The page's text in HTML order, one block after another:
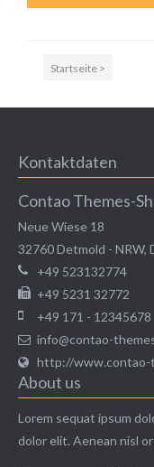
Startseite >
Kontaktdaten
Contao Themes-
Neue Wiese 18
32760Detmold -NRW,
+49 523132774
+49 5231 32772
+49 171 - 12345678
info@contao-
http://www.contao-
About us
Lorem sequat ipsum
dolor elit. Aenean nisl